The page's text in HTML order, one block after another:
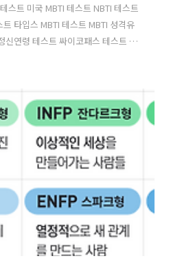
스트 미국 MBTI 테스트 NBTI 테스트
타입스 MBTI 테스트 MBTI 성격유
신연령 테스트 싸이코패스 테스트 요
격 특징에 대해 알아보도록 하겠습
관조형, ✅ 성격 특징 : INTP 선호경향
관심이 있는 분야에 대해서는 말을
치보다는 아이디어에 관심이 많으며
비평을 잘합니다. 일의 원리와 아이
실체가 안고 있..